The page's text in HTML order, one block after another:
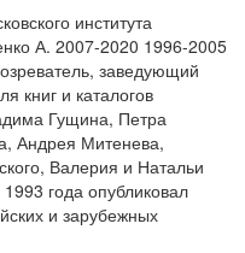
института
А. 2007-2020 1996-2005
заведующий
книг и каталогов
Гущина, Петра
Андрея Митенева,
Валерия и Натальи
года опубликовал
и зарубежных